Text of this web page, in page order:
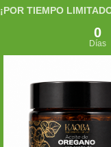
¡POR TIEMPO
0
Días